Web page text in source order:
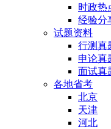
时政热
经验分
试题资料
行测真
申论真
面试真
各地省考
北京
天津
河北